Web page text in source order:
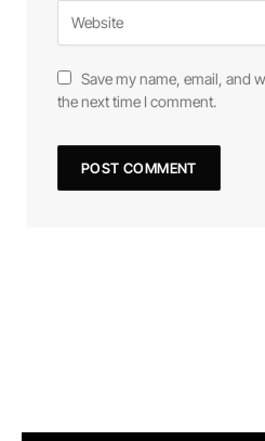
Save my name, email, and
the next time I comment.